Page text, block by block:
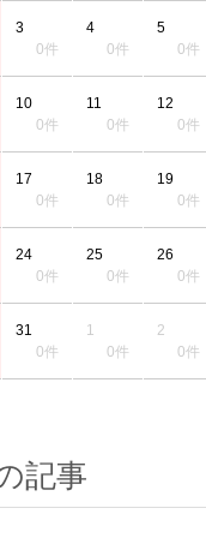
3
0件
4
0件
5
0件
10
0件
11
0件
12
0件
17
0件
18
0件
19
0件
24
0件
25
0件
26
0件
31
0件
1
0件
2
0件
記事